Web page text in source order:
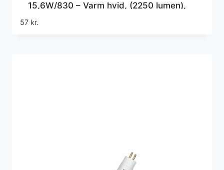
15,6W/830 – Varm hvid, (2250 lumen),
1200mm, G5 (Erstatter 36w), EM+230v
57 kr.